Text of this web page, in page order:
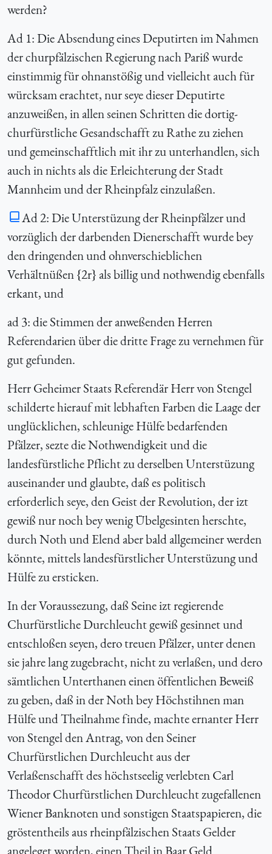
werden?
Ad 1: Die Absendung eines Deputirten im Nahmen
der churpfälzischen Regierung nach Pariß wurde
einstimmig für ohnanstößig und vielleicht auch für
würcksam erachtet, nur seye dieser Deputirte
anzuweißen, in allen seinen Schritten die dortig-
churfürstliche Gesandschafft zu Rathe zu ziehen
und gemeinschafftlich mit ihr zu unterhandlen, sich
auch in nichts als die Erleichterung der Stadt
Mannheim und der Rheinpfalz einzulaßen.
Ad 2: Die Unterstüzung der Rheinpfälzer und
vorzüglich der darbenden Dienerschafft wurde bey
den dringenden und ohnverschieblichen
Verhältnüßen {2r} als billig und nothwendig ebenfalls
erkant, und
ad 3: die Stimmen der anweßenden Herren
Referendarien über die dritte Frage zu vernehmen für
gut gefunden.
Herr Geheimer Staats Referendär Herr von Stengel
schilderte hierauf mit lebhaften Farben die Laage der
unglücklichen, schleunige Hülfe bedarfenden
Pfälzer, sezte die Nothwendigkeit und die
landesfürstliche Pflicht zu derselben Unterstüzung
auseinander und glaubte, daß es politisch
erforderlich seye, den Geist der Revolution, der izt
gewiß nur noch bey wenig Übelgesinten herschte,
durch Noth und Elend aber bald allgemeiner werden
könnte, mittels landesfürstlicher Unterstüzung und
Hülfe zu ersticken.
In der Voraussezung, daß Seine izt regierende
Churfürstliche Durchleucht gewiß gesinnet und
entschloßen seyen, dero treuen Pfälzer, unter denen
sie jahre lang zugebracht, nicht zu verlaßen, und dero
sämtlichen Unterthanen einen öffentlichen Beweiß
zu geben, daß in der Noth bey Höchstihnen man
Hülfe und Theilnahme finde, machte ernanter Herr
von Stengel den Antrag, von den Seiner
Churfürstlichen Durchleucht aus der
Verlaßenschafft des höchstseelig verlebten Carl
Theodor Churfürstlichen Durchleucht zugefallenen
Wiener Banknoten und sonstigen Staatspapieren, die
gröstentheils aus rheinpfälzischen Staats Gelder
angeleget worden, einen Theil in Baar Geld